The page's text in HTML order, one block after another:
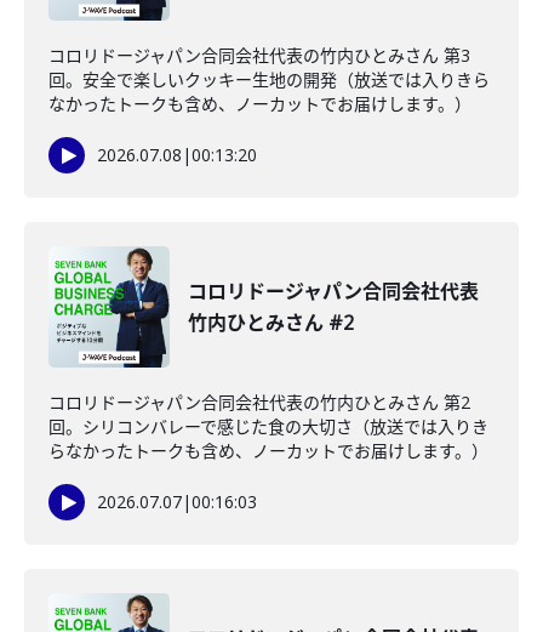
コロリドージャパン合同会社代表の竹内ひとみさん 第3
回。安全で楽しいクッキー生地の開発（放送では入りきら
なかったトークも含め、ノーカットでお届けします。）
2026.07.08 |00:13:20
コロリドージャパン合同会社代表
竹内ひとみさん #2
コロリドージャパン合同会社代表の竹内ひとみさん 第2
回。シリコンバレーで感じた食の大切さ（放送では入りき
らなかったトークも含め、ノーカットでお届けします。）
2026.07.07|00:16:03